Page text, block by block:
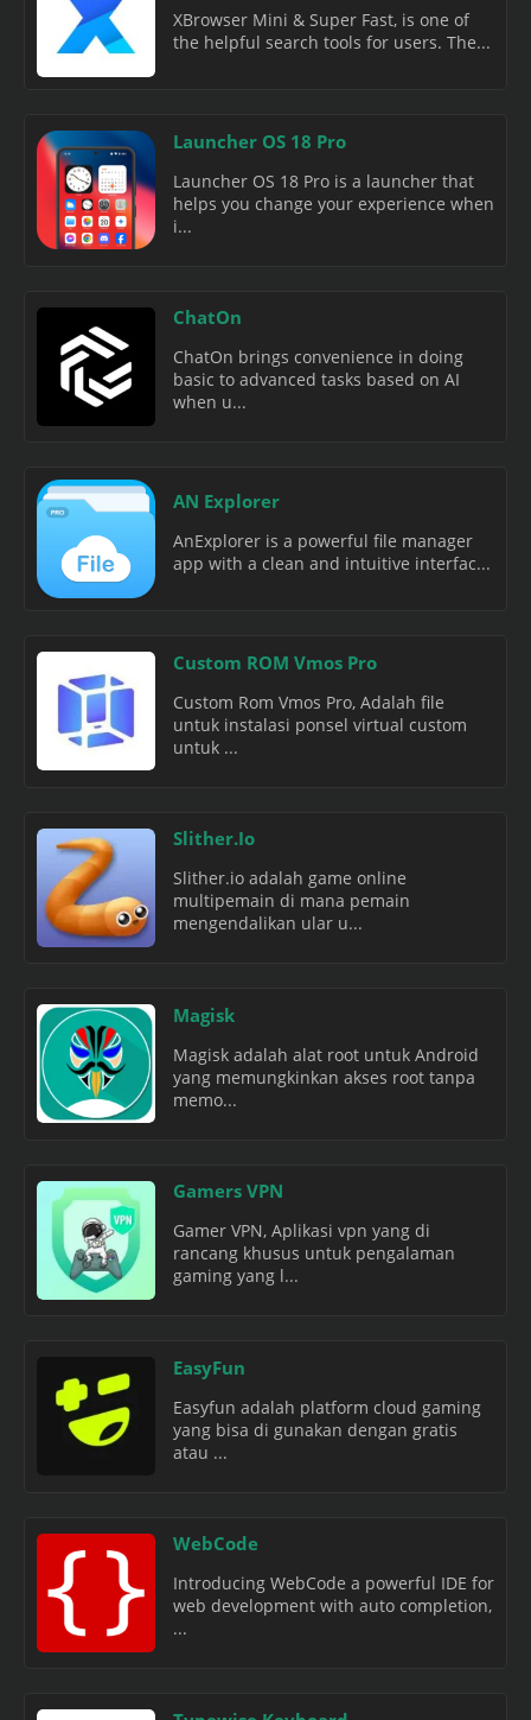
XBrowser Mini & Super Fast, is one of
the helpful search tools for users. The...
Launcher OS 18 Pro
Launcher OS 18 Pro is a launcher that
helps you change your experience when
i...
ChatOn
ChatOn brings convenience in doing
basic to advanced tasks based on AI
when u...
AN Explorer
AnExplorer is a powerful file manager
app with a clean and intuitive interfac...
Custom ROM Vmos Pro
Custom Rom Vmos Pro, Adalah file
untuk instalasi ponsel virtual custom
untuk ...
Slither.Io
Slither.io adalah game online
multipemain di mana pemain
mengendalikan ular u...
Magisk
Magisk adalah alat root untuk Android
yang memungkinkan akses root tanpa
memo...
Gamers VPN
Gamer VPN, Aplikasi vpn yang di
rancang khusus untuk pengalaman
gaming yang l...
EasyFun
Easyfun adalah platform cloud gaming
yang bisa di gunakan dengan gratis
atau ...
WebCode
Introducing WebCode a powerful IDE for
web development with auto completion,
...